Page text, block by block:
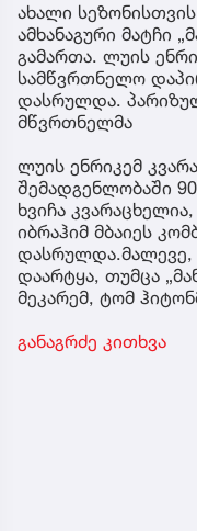
ახალი
ამხანაგური მატჩი
გამართა. ლუის
სამწვრთნელო
დასრულდა.
მწვრთნელმა
ლუის ენრიკემ
შემადგენლობაში
ხვიჩა
იბრაჰიმ მბაიეს
დასრულდა.მალევე,
დაარტყა, თუმცა
მეკარემ, ტომ
განაგრძე კითხვა